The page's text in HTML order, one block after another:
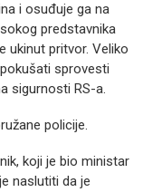
i osuđuje ga na
predstavnika
ukinut pritvor. Veliko
sprovesti
sigurnosti RS-a.
policije.
koji je bio ministar
naslutiti da je